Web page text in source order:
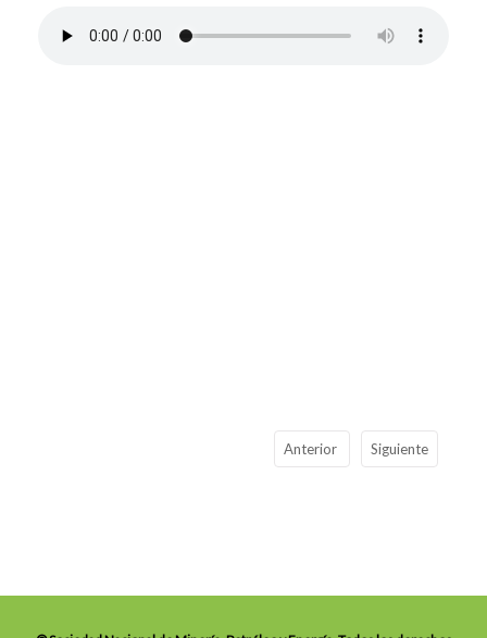
Anterior Siguiente